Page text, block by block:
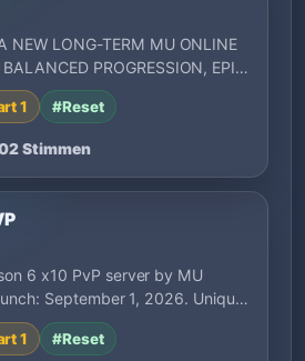
NEW LONG-TERM MU ONLINE
PROGRESSION, EPIC
1 #Reset
Stimmen
6 x10 PvP server by MU
September 1, 2026. Unique
1 #Reset